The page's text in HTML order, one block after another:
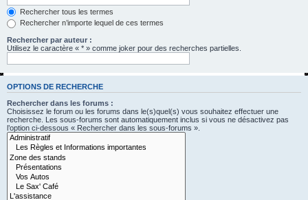
Rechercher tous les termes
Rechercher n’importe lequel de ces termes
Rechercher par auteur :
Utilisez le caractère « * » comme joker pour des recherches partielles.
OPTIONS DE RECHERCHE
Rechercher dans les forums :
Choisissez le forum ou les forums dans le(s)quel(s) vous souhaitez effectuer une
recherche. Les sous-forums sont automatiquement inclus si vous ne désactivez pas
l’option ci-dessous « Rechercher dans les sous-forums ».